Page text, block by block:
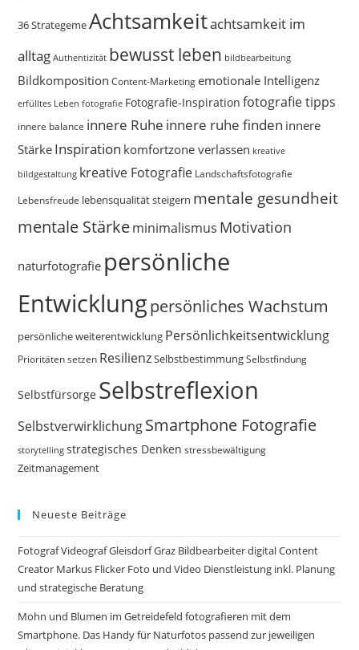
36 StrategemeAchtsamkeitachtsamkeit im
alltag Authentizität bewusst leben bildbearbeitung
Bildkomposition Content-Marketing emotionale Intelligenz
erfülltes Leben fotografie Fotografie-Inspiration fotografie tipps
innere balance innere Ruhe innere ruhe finden innere
Stärke Inspiration komfortzone verlassen kreative
bildgestaltung kreative Fotografie Landschaftsfotografie
Lebensfreude lebensqualität steigern mentale gesundheit
mentale Stärkeminimalismus Motivation
naturfotografie persönliche
Entwicklungpersönliches Wachstum
persönliche weiterentwicklung Persönlichkeitsentwicklung
Prioritäten setzen ResilienzSelbstbestimmung Selbstfindung
Selbstfürsorge Selbstreflexion
SelbstverwirklichungSmartphone Fotografie
storytelling strategisches Denken stressbewältigung
Zeitmanagement
Neueste Beiträge
Fotograf Videograf Gleisdorf Graz Bildbearbeiter digital Content
Creator Markus Flicker Foto und Video Dienstleistung inkl. Planung
und strategische Beratung
Mohn und Blumen im Getreidefeld fotografieren mit dem
Smartphone. Das Handy für Naturfotos passend zur jeweiligen